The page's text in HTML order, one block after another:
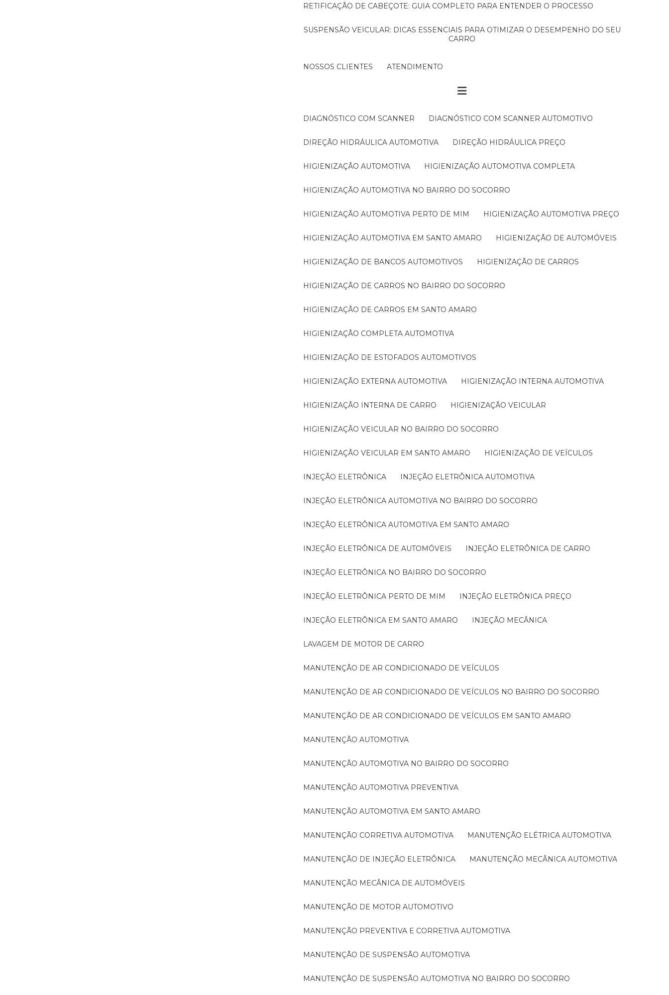
RETIFICAÇÃO DE CABEÇOTE: GUIA COMPLETO PARA ENTENDER O PROCESSO
SUSPENSÃO VEICULAR: DICAS ESSENCIAIS PARA OTIMIZAR O DESEMPENHO DO SEU
CARRO
NOSSOS CLIENTES ATENDIMENTO
DIAGNÓSTICO COM SCANNER DIAGNÓSTICO COM SCANNER AUTOMOTIVO
DIREÇÃO HIDRÁULICA AUTOMOTIVA DIREÇÃO HIDRÁULICA PREÇO
HIGIENIZAÇÃO AUTOMOTIVA HIGIENIZAÇÃO AUTOMOTIVA COMPLETA
HIGIENIZAÇÃO AUTOMOTIVA NO BAIRRO DO SOCORRO
HIGIENIZAÇÃO AUTOMOTIVA PERTO DE MIM HIGIENIZAÇÃO AUTOMOTIVA PREÇO
HIGIENIZAÇÃO AUTOMOTIVA EM SANTO AMARO HIGIENIZAÇÃO DE AUTOMÓVEIS
HIGIENIZAÇÃO DE BANCOS AUTOMOTIVOS HIGIENIZAÇÃO DE CARROS
HIGIENIZAÇÃO DE CARROS NO BAIRRO DO SOCORRO
HIGIENIZAÇÃO DE CARROS EM SANTO AMARO
HIGIENIZAÇÃO COMPLETA AUTOMOTIVA
HIGIENIZAÇÃO DE ESTOFADOS AUTOMOTIVOS
HIGIENIZAÇÃO EXTERNA AUTOMOTIVA HIGIENIZAÇÃO INTERNA AUTOMOTIVA
HIGIENIZAÇÃO INTERNA DE CARRO HIGIENIZAÇÃO VEICULAR
HIGIENIZAÇÃO VEICULAR NO BAIRRO DO SOCORRO
HIGIENIZAÇÃO VEICULAR EM SANTO AMARO HIGIENIZAÇÃO DE VEÍCULOS
INJEÇÃO ELETRÔNICA INJEÇÃO ELETRÔNICA AUTOMOTIVA
INJEÇÃO ELETRÔNICA AUTOMOTIVA NO BAIRRO DO SOCORRO
INJEÇÃO ELETRÔNICA AUTOMOTIVA EM SANTO AMARO
INJEÇÃO ELETRÔNICA DE AUTOMÓVEIS INJEÇÃO ELETRÔNICA DE CARRO
INJEÇÃO ELETRÔNICA NO BAIRRO DO SOCORRO
INJEÇÃO ELETRÔNICA PERTO DE MIM INJEÇÃO ELETRÔNICA PREÇO
INJEÇÃO ELETRÔNICA EM SANTO AMARO INJEÇÃO MECÂNICA
LAVAGEM DE MOTOR DE CARRO
MANUTENÇÃO DE AR CONDICIONADO DE VEÍCULOS
MANUTENÇÃO DE AR CONDICIONADO DE VEÍCULOS NO BAIRRO DO SOCORRO
MANUTENÇÃO DE AR CONDICIONADO DE VEÍCULOS EM SANTO AMARO
MANUTENÇÃO AUTOMOTIVA
MANUTENÇÃO AUTOMOTIVA NO BAIRRO DO SOCORRO
MANUTENÇÃO AUTOMOTIVA PREVENTIVA
MANUTENÇÃO AUTOMOTIVA EM SANTO AMARO
MANUTENÇÃO CORRETIVA AUTOMOTIVA MANUTENÇÃO ELÉTRICA AUTOMOTIVA
MANUTENÇÃO DE INJEÇÃO ELETRÔNICA MANUTENÇÃO MECÂNICA AUTOMOTIVA
MANUTENÇÃO MECÂNICA DE AUTOMÓVEIS
MANUTENÇÃO DE MOTOR AUTOMOTIVO
MANUTENÇÃO PREVENTIVA E CORRETIVA AUTOMOTIVA
MANUTENÇÃO DE SUSPENSÃO AUTOMOTIVA
MANUTENÇÃO DE SUSPENSÃO AUTOMOTIVA NO BAIRRO DO SOCORRO